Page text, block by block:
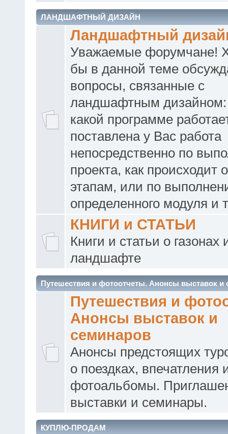
ЛАНДШАФТНЫЙ ДИЗАЙН
Ландшафтный
Уважаемые форумчане!
бы в данной теме
вопросы, связанные с
ландшафтным дизайном:
какой программе
поставлена у Вас работа
непосредственно по
проекта, как происходит
этапам, или по
определенного модуля и
КНИГИ и СТАТЬИ
Книги и статьи о газонах
ландшафте
Путешествия и фотоотчеты. Анонсы выставок и
Путешествия и
Анонсы выставок и
семинаров
Анонсы предстоящих
о поездках, впечатления
фотоальбомы.
выставки и семинары.
КУПЛЮ-ПРОДАМ